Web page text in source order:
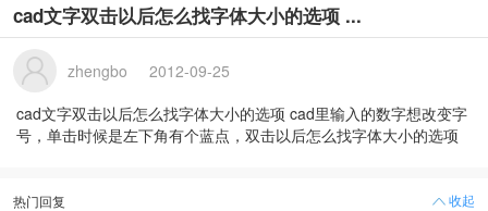
cad文字双击以后怎么找字体大小的选项 ...
zhengbo
2012-09-25
cad文字双击以后怎么找字体大小的选项 cad里输入的数字想改变字
号，单击时候是左下角有个蓝点，双击以后怎么找字体大小的选项
热门回复 收起